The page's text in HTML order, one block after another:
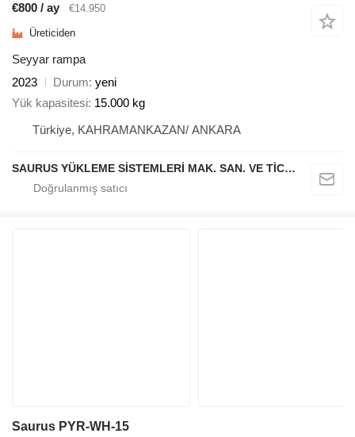
€800 / ay
€14.950
Üreticiden
Seyyar rampa
2023
Durum yeni
Yük kapasitesi 15.000 kg
Türkiye, KAHRAMANKAZAN/ ANKARA
SAURUS YÜKLEME SİSTEMLERİ MAK. SAN. VE TİC. LTD. ŞTİ.
Saurus PYR-WH-15